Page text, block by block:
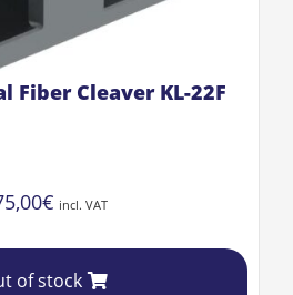
Fiber Cleaver KL-22F
€ incl. VAT
of stock